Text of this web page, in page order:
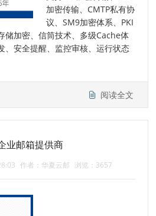
加密传输、CMTP私有协
议、SM9加密体系、PKI
储加密、信筒技术、多级Cache体
、安全提醒、监控审核、运行状态
阅读全文
业邮箱提供商
作者：华夏云邮 浏览：3657